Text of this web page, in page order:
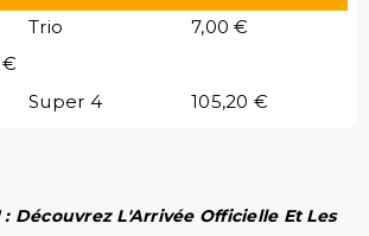
Trio
7,00 €
Super 4 105,20 €
: Découvrez L'Arrivée Officielle Et Les